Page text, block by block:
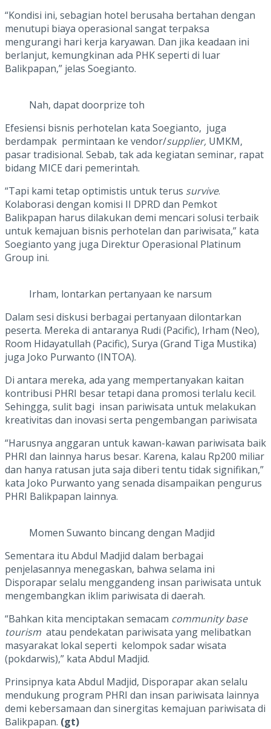
“Kondisi ini, sebagian hotel berusaha bertahan dengan
menutupi biaya operasional sangat terpaksa
mengurangi hari kerja karyawan. Dan jika keadaan ini
berlanjut, kemungkinan ada PHK seperti di luar
Balikpapan,” jelas Soegianto.
Nah, dapat doorprize toh
Efesiensi bisnis perhotelan kata Soegianto, juga
berdampak permintaan ke vendor/supplier, UMKM,
pasar tradisional. Sebab, tak ada kegiatan seminar, rapat
bidang MICE dari pemerintah.
“Tapi kami tetap optimistis untuk terus survive.
Kolaborasi dengan komisi II DPRD dan Pemkot
Balikpapan harus dilakukan demi mencari solusi terbaik
untuk kemajuan bisnis perhotelan dan pariwisata,” kata
Soegianto yang juga Direktur Operasional Platinum
Group ini.
Irham, lontarkan pertanyaan ke narsum
Dalam sesi diskusi berbagai pertanyaan dilontarkan
peserta. Mereka di antaranya Rudi (Pacific), Irham (Neo),
Room Hidayatullah (Pacific), Surya (Grand Tiga Mustika)
juga Joko Purwanto (INTOA).
Di antara mereka, ada yang mempertanyakan kaitan
kontribusi PHRI besar tetapi dana promosi terlalu kecil.
Sehingga, sulit bagi insan pariwisata untuk melakukan
kreativitas dan inovasi serta pengembangan pariwisata
“Harusnya anggaran untuk kawan-kawan pariwisata baik
PHRI dan lainnya harus besar. Karena, kalau Rp200 miliar
dan hanya ratusan juta saja diberi tentu tidak signifikan,”
kata Joko Purwanto yang senada disampaikan pengurus
PHRI Balikpapan lainnya.
Momen Suwanto bincang dengan Madjid
Sementara itu Abdul Madjid dalam berbagai
penjelasannya menegaskan, bahwa selama ini
Disporapar selalu menggandeng insan pariwisata untuk
mengembangkan iklim pariwisata di daerah.
“Bahkan kita menciptakan semacam community base
tourism atau pendekatan pariwisata yang melibatkan
masyarakat lokal seperti kelompok sadar wisata
(pokdarwis),” kata Abdul Madjid.
Prinsipnya kata Abdul Madjid, Disporapar akan selalu
mendukung program PHRI dan insan pariwisata lainnya
demi kebersamaan dan sinergitas kemajuan pariwisata di
Balikpapan. (gt)